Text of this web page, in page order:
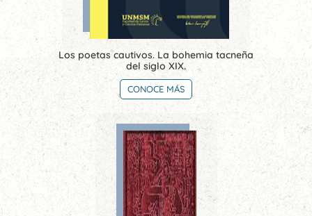
Los poetas cautivos. La bohemia tacneña
del siglo XIX.
CONOCE MÁS